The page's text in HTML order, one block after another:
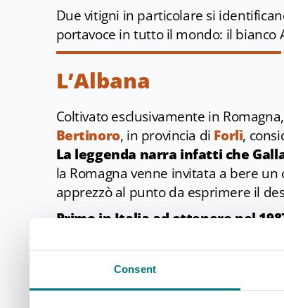
Consent
Due vitigni in particolare si
portavoce in tutto il mondo: il bianco
L’Albana
Coltivato esclusivamente in
Bertinoro, in provincia di Forlì,
La leggenda narra infatti che
la Romagna venne invitata a bere un
apprezzò al punto da esprimere il
Primo in Italia ad ottenere nel
all’aspetto, tutte hanno in comune
nella versione passito), un sapore
versione secca, fruttato e vellutato